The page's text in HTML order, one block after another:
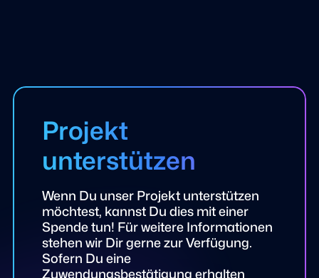
Projekt
unterstützen
Wenn Du unser Projekt unterstützen
möchtest, kannst Du dies mit einer
Spende tun! Für weitere Informationen
stehen wir Dir gerne zur Verfügung.
Sofern Du eine
Zuwendungsbestätigung erhalten